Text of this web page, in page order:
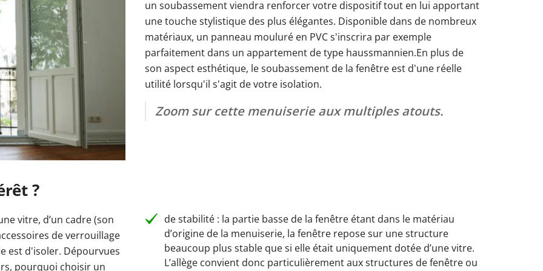
Fenêtres Aluplast Fenêtres Kömmerling Fenêtres VEKA Fenêtre avec croisillons
Découvrez nos fenêtres Schüco en aluminium
fenêtres Couleurs des portes-fenêtres Porte-fenêtre avec volet roulant Sécuriser la porte-fenêtre
Découvrez nos portes-fenêtres Schüco en
aluminium
Baies vitrées fixes Prix Baie vitrée
Découvrez nos baies vitrées Smart-Slide
d'entrée Porte de service anthracite Porte de service blanche Portes d'entrée vitrées
de service
Brise-soleil orientable électrique Store banne électrique Pergola bioclimatique
& Instructions Découvrez nos volets roulants extérieurs
de carport Couleurs des portes de garage Portes de garage avec portillon
Types de carport
Découvrez nos portes de garage sectionnelles
Portail coulissant 4m Prix des clôtures Prix des portails
Instructions
un soubassement viendra renforcer votre dispositif tout en lui apportant
une touche stylistique des plus élégantes. Disponible dans de nombreux
matériaux, un panneau mouluré en PVC s'inscrira par exemple
parfaitement dans un appartement de type haussmannien.En plus de
son aspect esthétique, le soubassement de la fenêtre est d'une réelle
utilité lorsqu'il s'agit de votre isolation.
Zoom sur cette menuiserie aux multiples atouts.
?
vitre, d’un cadre (son
de verrouillage
est d'isoler. Dépourvues
pourquoi choisir un
de stabilité : la partie basse de la fenêtre étant dans le matériau
d’origine de la menuiserie, la fenêtre repose sur une structure
beaucoup plus stable que si elle était uniquement dotée d’une vitre.
L’allège convient donc particulièrement aux structures de fenêtre ou